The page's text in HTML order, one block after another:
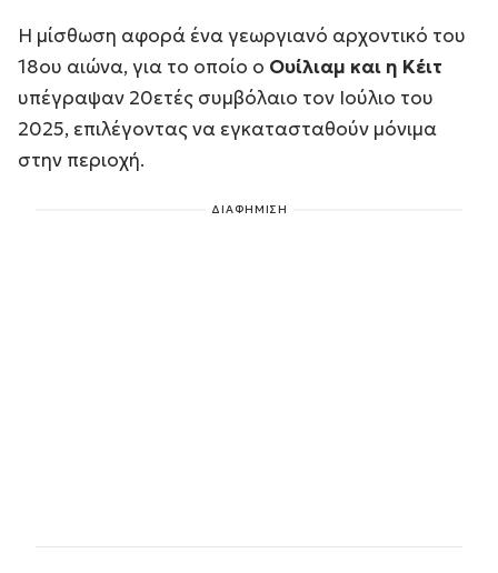
Η μίσθωση αφορά ένα γεωργιανό αρχοντικό του
18ου αιώνα, για το οποίο ο Ουίλιαμ και η Κέιτ
υπέγραψαν 20ετές συμβόλαιο τον Ιούλιο του
2025, επιλέγοντας να εγκατασταθούν μόνιμα
στην περιοχή.
ΔΙΑΦΗΜΙΣΗ